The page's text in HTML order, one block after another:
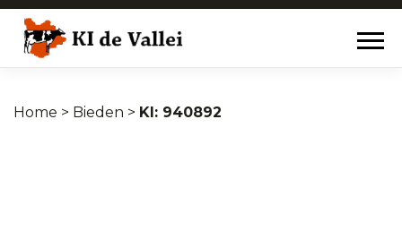
Home > Bieden > 940892